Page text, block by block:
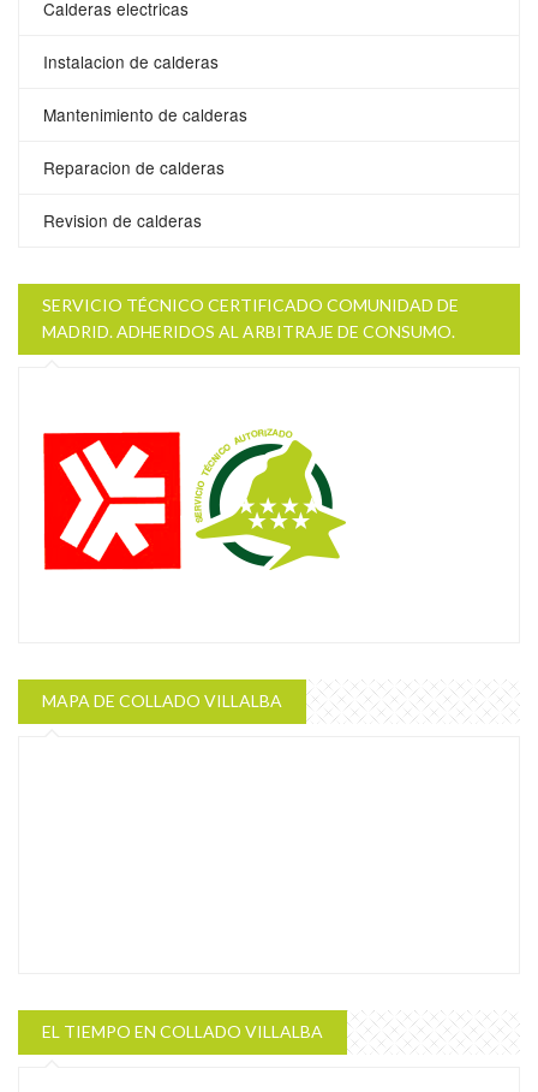
Calderas electricas
Instalacion de calderas
Mantenimiento de calderas
Reparacion de calderas
Revision de calderas
SERVICIO TÉCNICO CERTIFICADO COMUNIDAD DE
MADRID. ADHERIDOS AL ARBITRAJE DE CONSUMO.
MAPA DE COLLADO VILLALBA
EL TIEMPO EN COLLADO VILLALBA